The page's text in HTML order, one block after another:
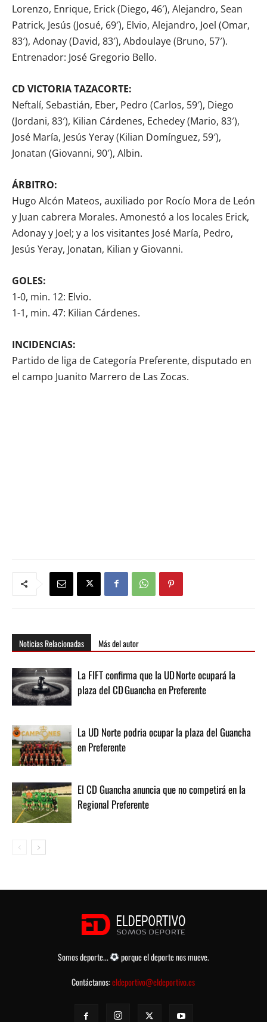
Lorenzo, Enrique, Erick (Diego, 46′), Alejandro, Sean
Patrick, Jesús (Josué, 69′), Elvio, Alejandro, Joel (Omar,
83′), Adonay (David, 83′), Abdoulaye (Bruno, 57′).
Entrenador: José Gregorio Bello.
CD VICTORIA TAZACORTE:
Neftalí, Sebastián, Eber, Pedro (Carlos, 59′), Diego
(Jordani, 83′), Kilian Cárdenes, Echedey (Mario, 83′),
José María, Jesús Yeray (Kilian Domínguez, 59′),
Jonatan (Giovanni, 90′), Albin.
ÁRBITRO:
Hugo Alcón Mateos, auxiliado por Rocío Mora de León
y Juan cabrera Morales. Amonestó a los locales Erick,
Adonay y Joel; y a los visitantes José María, Pedro,
Jesús Yeray, Jonatan, Kilian y Giovanni.
GOLES:
1-0, min. 12: Elvio.
1-1, min. 47: Kilian Cárdenes.
INCIDENCIAS:
Partido de liga de Categoría Preferente, disputado en
el campo Juanito Marrero de Las Zocas.
Noticias Relacionadas Más del autor
La FIFT confirma que la UD Norte ocupará la
plaza del CD Guancha en Preferente
La UD Norte podria ocupar la plaza del Guancha
en Preferente
El CD Guancha anuncia que no competirá en la
Regional Preferente
Somos deporte...
porque el deporte nos mueve.
Contáctanos:eldeportivo@eldeportivo.es